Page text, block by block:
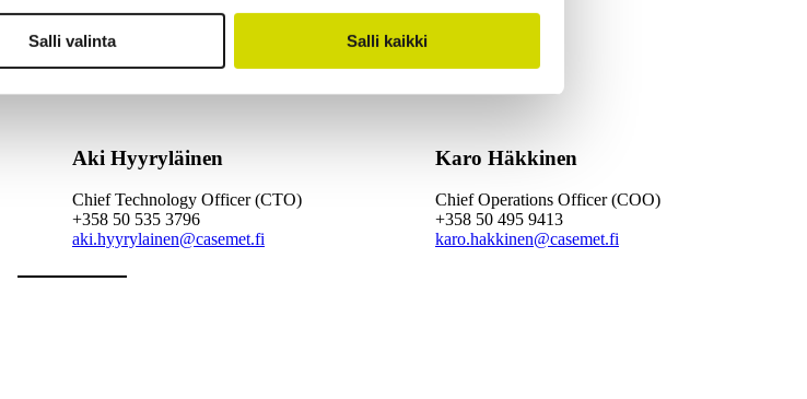
Salli valinta Salli kaikki
Aki Hyyryläinen
Chief Technology Officer (CTO)
+358 50 535 3796
aki.hyyrylainen@casemet.fi
Karo Häkkinen
Chief Operations Officer (COO)
+358 50 495 9413
karo.hakkinen@casemet.fi